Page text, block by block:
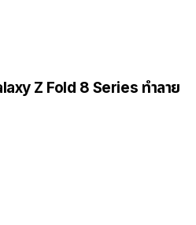
Z Fold 8 Series ทำลาย